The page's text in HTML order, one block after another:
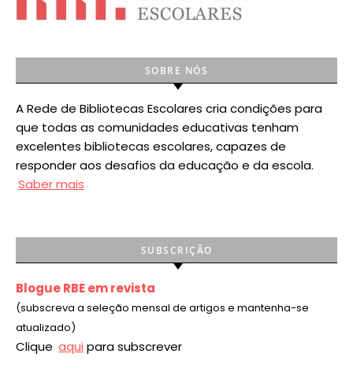
SOBRE NÓS
A Rede de Bibliotecas Escolares cria condições para
que todas as comunidades educativas tenham
excelentes bibliotecas escolares, capazes de
responder aos desafios da educação e da escola.
Saber mais
SUBSCRIÇÃO
Blogue RBE em revista
(subscreva a seleção mensal de artigos e mantenha-se
atualizado)
Clique aqui para subscrever